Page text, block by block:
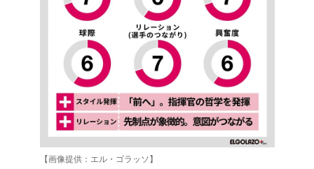
【画像提供：エル・ゴラッソ】